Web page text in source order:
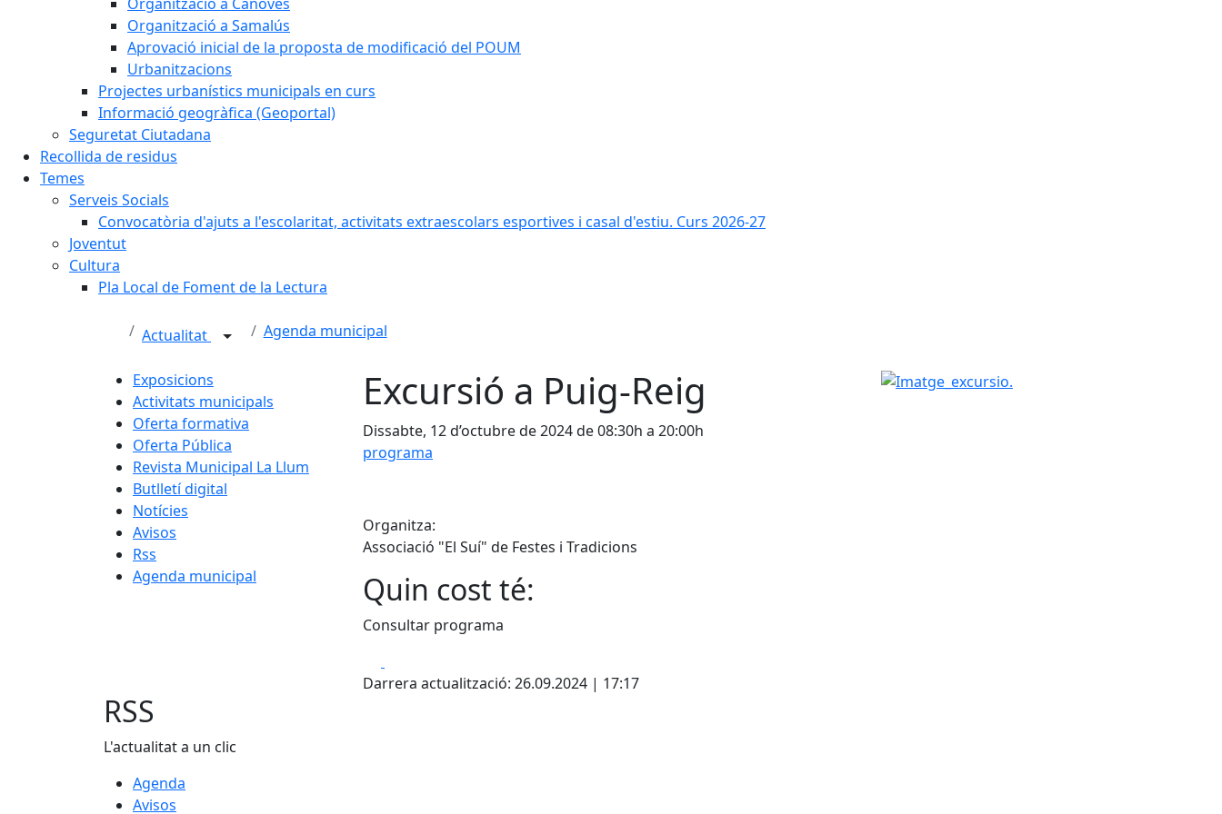
Organització a Samalús
Aprovació inicial de la proposta de modificació del POUM
Urbanitzacions
Projectes urbanístics municipals en curs
Informació geogràfica (Geoportal)
Seguretat Ciutadana
Recollida de residus
Temes
Serveis Socials
Convocatòria d'ajuts a l'escolaritat, activitats extraescolars esportives i casal d'estiu. Curs 2026-27
Joventut
Cultura
Pla Local de Foment de la Lectura
Actualitat Agenda municipal
Exposicions
Activitats municipals
Oferta formativa
Oferta Pública
Revista Municipal La Llum
Butlletí digital
Notícies
Avisos
Rss
Agenda municipal
Excursió a Puig-Reig
Dissabte, 12 d’octubre de 2024 de 08:30h a 20:00h
programa
Organitza:
Associació "El Suí" de Festes i Tradicions
Quin cost té:
Consultar programa
Darrera actualització: 26.09.2024 | 17:17
Imatge_excursio.
RSS
L'actualitat a un clic
Agenda
Avisos